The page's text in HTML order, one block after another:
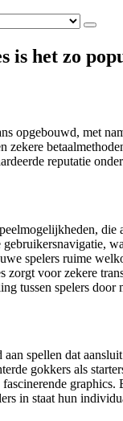
is het zo
opgebouwd, met
zekere
reputatie
spelers ruime
zorgt voor zekere
tussen spelers
spellen dat
gokkers als
in staat hun